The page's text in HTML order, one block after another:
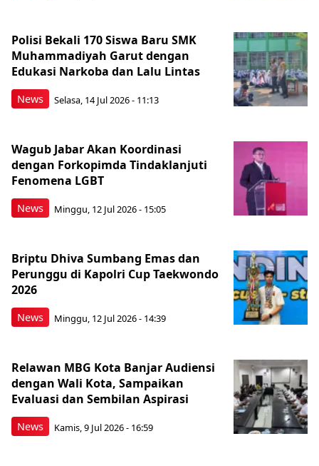
News
Polisi Bekali 170 Siswa Baru SMK
Muhammadiyah Garut dengan
Edukasi Narkoba dan Lalu Lintas
Selasa, 14 Jul 2026 - 11:13
News
Wagub Jabar Akan Koordinasi
dengan Forkopimda Tindaklanjuti
Fenomena LGBT
Minggu, 12 Jul 2026 - 15:05
News
Briptu Dhiva Sumbang Emas dan
Perunggu di Kapolri Cup Taekwondo
2026
Minggu, 12 Jul 2026 - 14:39
News
Relawan MBG Kota Banjar Audiensi
dengan Wali Kota, Sampaikan
Evaluasi dan Sembilan Aspirasi
Kamis, 9 Jul 2026 - 16:59